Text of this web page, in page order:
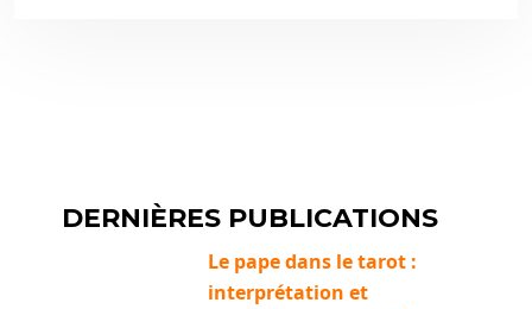
DERNIÈRES PUBLICATIONS
Le pape dans le tarot :
interprétation et